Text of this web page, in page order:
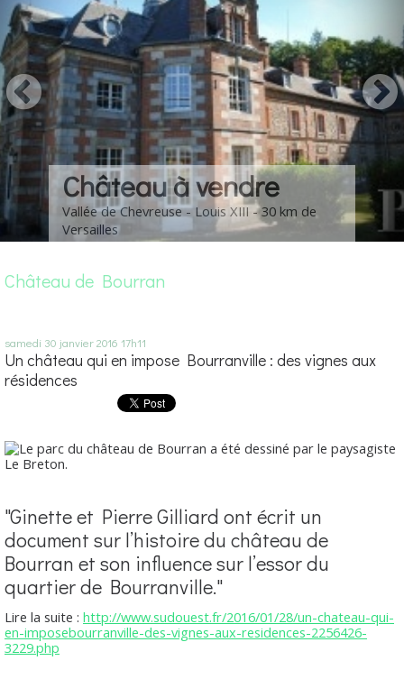
Château à vendre
Vallée de Chevreuse - Louis XIII - 30 km de
Versailles
Château de Bourran
samedi 30 janvier 2016 17h11
Un château qui en impose Bourranville : des vignes aux
résidences
"Ginette et Pierre Gilliard ont écrit un
document sur l’histoire du château de
Bourran et son influence sur l’essor du
quartier de Bourranville."
Lire la suite : http://www.sudouest.fr/2016/01/28/un-chateau-qui-
en-imposebourranville-des-vignes-aux-residences-2256426-
3229.php